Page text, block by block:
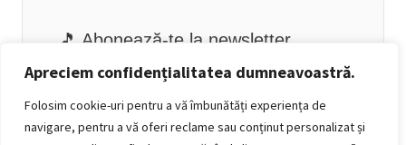
Apreciem confidențialitatea dumneavoastră.
Folosim cookie-uri pentru a vă îmbunătăți experiența de
navigare, pentru a vă oferi reclame sau conținut personalizat și
🎵 Abonează-te la newsletter
Email